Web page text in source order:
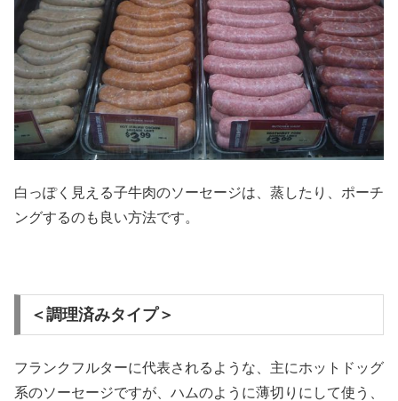
白っぽく見える子牛肉のソーセージは、蒸したり、ポーチ
ングするのも良い方法です。
＜調理済みタイプ＞
フランクフルターに代表されるような、主にホットドッグ
系のソーセージですが、ハムのように薄切りにして使う、